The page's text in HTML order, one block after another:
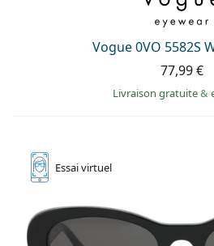
Toutes les marques
Vogue 0VO 5582S
77,99 €
Livraison gratuite&
Essaivirtuel